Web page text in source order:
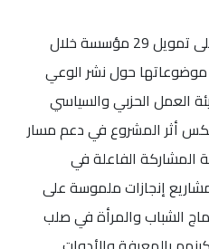
يشار إلى أن المشروع أشرف على تمويل 29 مؤسسة خلال
تمحورت موضوعاتها حول نشر الوعي
العمل الحزبي والسياسي
أثر المشروع في دعم مسار
المشاركة الفاعلة في
إنجازات ملموسة على
الشباب والمرأة في صلب